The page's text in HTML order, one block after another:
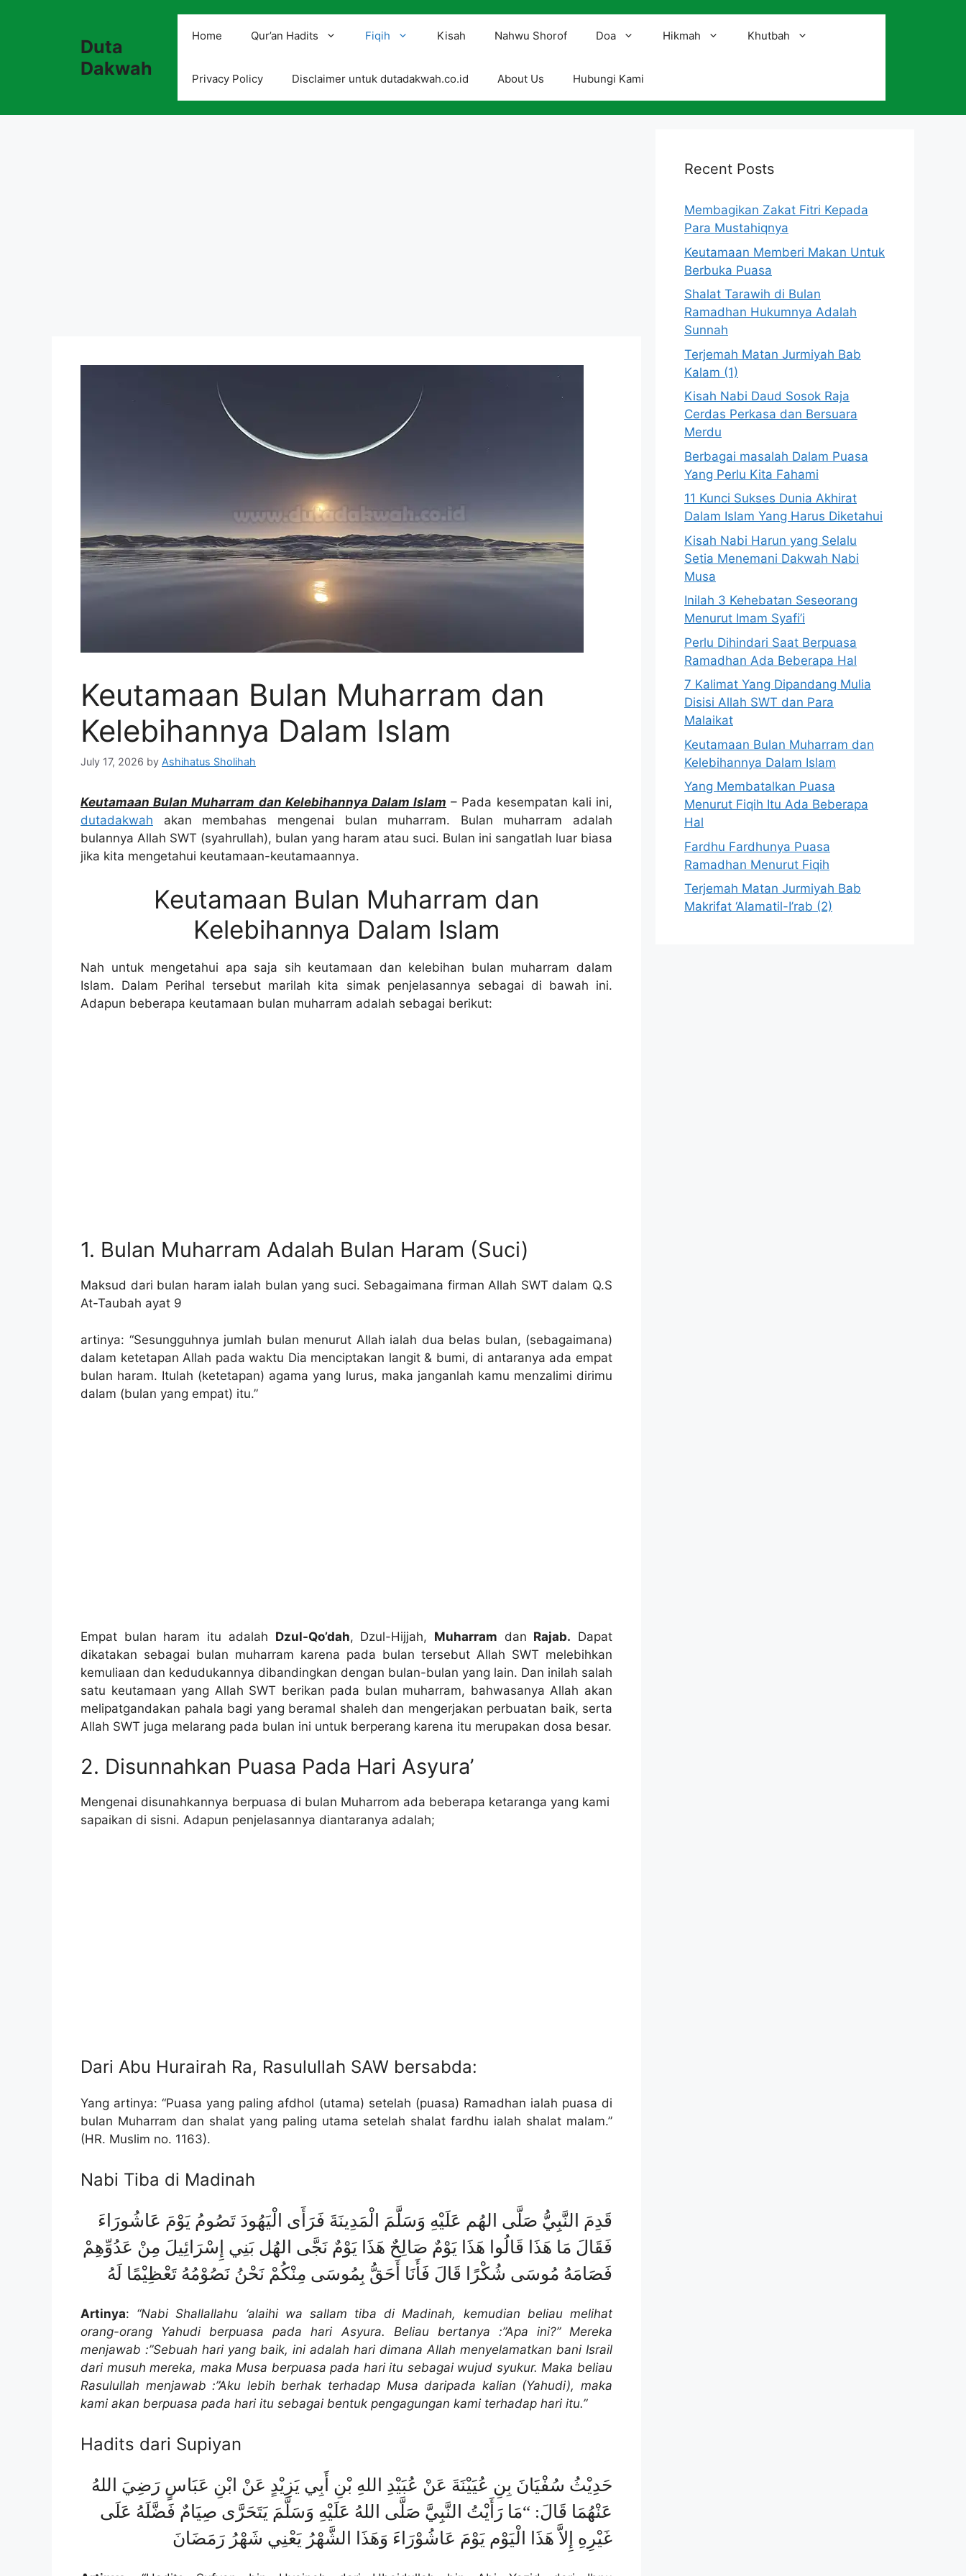
Duta
Dakwah
Home Qur’an Hadits Fiqih Kisah Nahwu Shorof Doa Hikmah Khutbah
Privacy Policy Disclaimer untuk dutadakwah.co.id About Us Hubungi Kami
Keutamaan Bulan Muharram dan
Kelebihannya Dalam Islam
July 17, 2026 by Ashihatus Sholihah
Keutamaan Bulan Muharram dan Kelebihannya Dalam Islam – Pada kesempatan kali ini,
dutadakwah akan membahas mengenai bulan muharram. Bulan muharram adalah
bulannya Allah SWT (syahrullah), bulan yang haram atau suci. Bulan ini sangatlah luar biasa
jika kita mengetahui keutamaan-keutamaannya.
Keutamaan Bulan Muharram dan
Kelebihannya Dalam Islam
Nah untuk mengetahui apa saja sih keutamaan dan kelebihan bulan muharram dalam
Islam. Dalam Perihal tersebut marilah kita simak penjelasannya sebagai di bawah ini.
Adapun beberapa keutamaan bulan muharram adalah sebagai berikut:
1. Bulan Muharram Adalah Bulan Haram (Suci)
Maksud dari bulan haram ialah bulan yang suci. Sebagaimana firman Allah SWT dalam Q.S
At-Taubah ayat 9
artinya: “Sesungguhnya jumlah bulan menurut Allah ialah dua belas bulan, (sebagaimana)
dalam ketetapan Allah pada waktu Dia menciptakan langit & bumi, di antaranya ada empat
bulan haram. Itulah (ketetapan) agama yang lurus, maka janganlah kamu menzalimi dirimu
dalam (bulan yang empat) itu.”
Empat bulan haram itu adalah Dzul-Qo’dah, Dzul-Hijjah, Muharram dan Rajab. Dapat
dikatakan sebagai bulan muharram karena pada bulan tersebut Allah SWT melebihkan
kemuliaan dan kedudukannya dibandingkan dengan bulan-bulan yang lain. Dan inilah salah
satu keutamaan yang Allah SWT berikan pada bulan muharram, bahwasanya Allah akan
melipatgandakan pahala bagi yang beramal shaleh dan mengerjakan perbuatan baik, serta
Allah SWT juga melarang pada bulan ini untuk berperang karena itu merupakan dosa besar.
2. Disunnahkan Puasa Pada Hari Asyura’
Mengenai disunahkannya berpuasa di bulan Muharrom ada beberapa ketaranga yang kami
sapaikan di sisni. Adapun penjelasannya diantaranya adalah;
Dari Abu Hurairah Ra, Rasulullah SAW bersabda:
Yang artinya: “Puasa yang paling afdhol (utama) setelah (puasa) Ramadhan ialah puasa di
bulan Muharram dan shalat yang paling utama setelah shalat fardhu ialah shalat malam.”
(HR. Muslim no. 1163).
Nabi Tiba di Madinah
قَدِمَ النَّبِيُّ صَلَّى الهُم عَلَيْهِ وَسَلَّمَ الْمَدِينَةَ فَرَأَى الْيَهُودَ تَصُومُ يَوْمَ عَاشُورَاءَ
فَقَالَ مَا هَذَا قَالُوا هَذَا يَوْمٌ صَالِحٌ هَذَا يَوْمٌ نَجَّى الهُل بَنِي إِسْرَائِيلَ مِنْ عَدُوِّهِمْ
فَصَامَهُ مُوسَى شُكْرًا قَالَ فَأَنَا أَحَقُّ بِمُوسَى مِنْكُمْ نَحْنُ نَصُوْمُهُ تَعْظِيْمًا لَهُ
Artinya: “Nabi Shallallahu ‘alaihi wa sallam tiba di Madinah, kemudian beliau melihat
orang-orang Yahudi berpuasa pada hari Asyura. Beliau bertanya :”Apa ini?” Mereka
menjawab :”Sebuah hari yang baik, ini adalah hari dimana Allah menyelamatkan bani Israil
dari musuh mereka, maka Musa berpuasa pada hari itu sebagai wujud syukur. Maka beliau
Rasulullah menjawab :”Aku lebih berhak terhadap Musa daripada kalian (Yahudi), maka
kami akan berpuasa pada hari itu sebagai bentuk pengagungan kami terhadap hari itu.”
Hadits dari Supiyan
حَدِيْثُ سُفْيَانَ بِنِ عُيَيْنَةَ عَنْ عُبَيْدِ اللهِ بْنِ أَبِي يَزِيْدٍ عَنْ ابْنِ عَبَاسٍ رَضِيَ اللهُ
عَنْهُمَا قَالَ: “مَا رَأَيْتُ النَّبِيَّ صَلَّى اللهُ عَلَيْهِ وَسَلَّمَ يَتَحَرَّى صِيَامٌ فَضَّلَهُ عَلَى
غَيْرِهِ إِلاَّ هَذَا الْيَوْم يَوْمَ عَاشُوْرَاءَ وَهَذَا الشَّهْرُ يَعْنِي شَهْرُ رَمَضَانَ
Recent Posts
Membagikan Zakat Fitri Kepada
Para Mustahiqnya
Keutamaan Memberi Makan Untuk
Berbuka Puasa
Shalat Tarawih di Bulan
Ramadhan Hukumnya Adalah
Sunnah
Terjemah Matan Jurmiyah Bab
Kalam (1)
Kisah Nabi Daud Sosok Raja
Cerdas Perkasa dan Bersuara
Merdu
Berbagai masalah Dalam Puasa
Yang Perlu Kita Fahami
11 Kunci Sukses Dunia Akhirat
Dalam Islam Yang Harus Diketahui
Kisah Nabi Harun yang Selalu
Setia Menemani Dakwah Nabi
Musa
Inilah 3 Kehebatan Seseorang
Menurut Imam Syafi’i
Perlu Dihindari Saat Berpuasa
Ramadhan Ada Beberapa Hal
7 Kalimat Yang Dipandang Mulia
Disisi Allah SWT dan Para
Malaikat
Keutamaan Bulan Muharram dan
Kelebihannya Dalam Islam
Yang Membatalkan Puasa
Menurut Fiqih Itu Ada Beberapa
Hal
Fardhu Fardhunya Puasa
Ramadhan Menurut Fiqih
Terjemah Matan Jurmiyah Bab
Makrifat ‘Alamatil-I’rab (2)